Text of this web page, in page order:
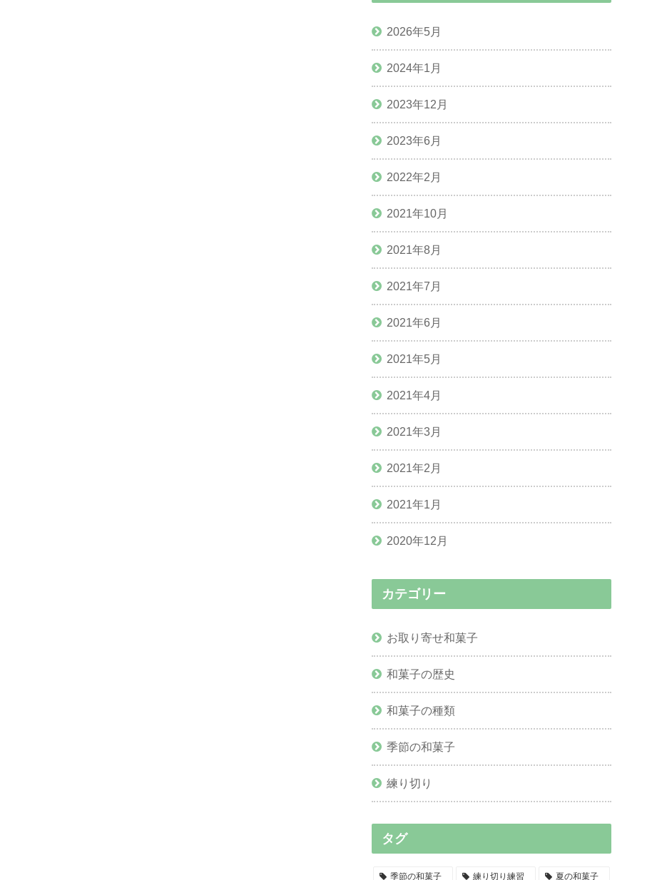
2026年5月
2024年1月
2023年12月
2023年6月
2022年2月
2021年10月
2021年8月
2021年7月
2021年6月
2021年5月
2021年4月
2021年3月
2021年2月
2021年1月
2020年12月
カテゴリー
お取り寄せ和菓子
和菓子の歴史
和菓子の種類
季節の和菓子
練り切り
タグ
季節の和菓子 練り切り練習 夏の和菓子